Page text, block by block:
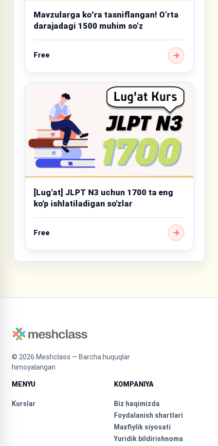
Mavzularga koʻra tasniflangan! O‘rta
darajadagi 1500 muhim so‘z
Free
[Lug'at] JLPT N3 uchun 1700 ta eng
ko'p ishlatiladigan so'zlar
Free
© 2026 Meshclass — Barcha huquqlar
himoyalangan
MENYU
Kurslar
KOMPANIYA
Biz haqimizda
Foydalanish shartlari
Maxfiylik siyosati
Yuridik bildirishnoma